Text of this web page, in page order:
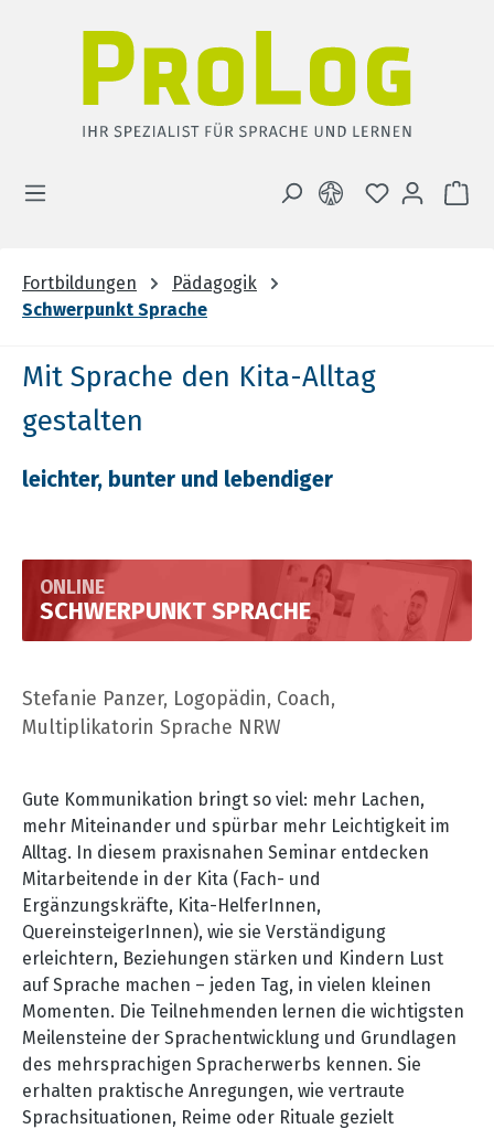
DU HAST 0
Fortbildungen
Pädagogik
Schwerpunkt Sprache
Mit Sprache den Kita-Alltag
gestalten
leichter, bunter und lebendiger
ONLINE
SCHWERPUNKT SPRACHE
Stefanie Panzer, Logopädin, Coach,
Multiplikatorin Sprache NRW
Gute Kommunikation bringt so viel: mehr Lachen,
mehr Miteinander und spürbar mehr Leichtigkeit im
Alltag. In diesem praxisnahen Seminar entdecken
Mitarbeitende in der Kita (Fach- und
Ergänzungskräfte, Kita-HelferInnen,
QuereinsteigerInnen), wie sie Verständigung
erleichtern, Beziehungen stärken und Kindern Lust
auf Sprache machen – jeden Tag, in vielen kleinen
Momenten. Die Teilnehmenden lernen die wichtigsten
Meilensteine der Sprachentwicklung und Grundlagen
des mehrsprachigen Spracherwerbs kennen. Sie
erhalten praktische Anregungen, wie vertraute
Sprachsituationen, Reime oder Rituale gezielt